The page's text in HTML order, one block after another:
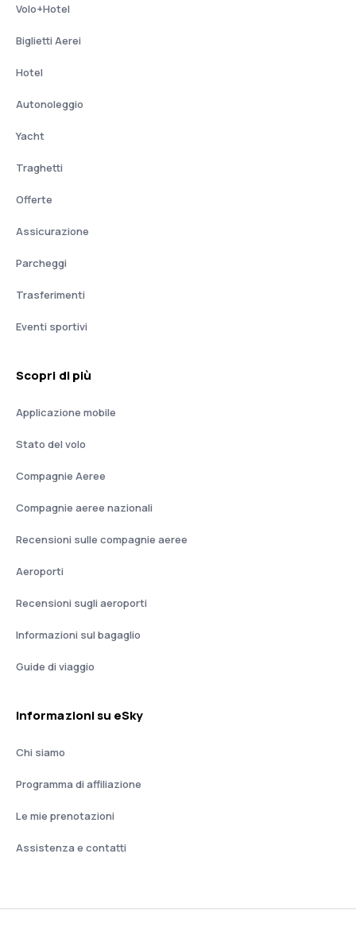
Volo+Hotel
Biglietti Aerei
Hotel
Autonoleggio
Yacht
Traghetti
Offerte
Assicurazione
Parcheggi
Trasferimenti
Eventi sportivi
Scopri di più
Applicazione mobile
Stato del volo
Compagnie Aeree
Compagnie aeree nazionali
Recensioni sulle compagnie aeree
Aeroporti
Recensioni sugli aeroporti
Informazioni sul bagaglio
Guide di viaggio
Informazioni su eSky
Chi siamo
Programma di affiliazione
Le mie prenotazioni
Assistenza e contatti